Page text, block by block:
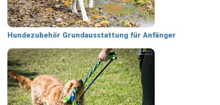
Hundezubehör Grundausstattung für Anfänger